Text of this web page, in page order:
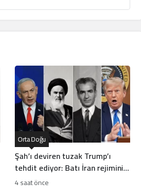
Şah’ı deviren tuzak Trump’ı
tehdit ediyor: Batı İran rejiminin
direncini neden yanlış anlıyor
Orta Doğu
4 saat önce